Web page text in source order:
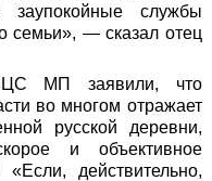
службы
семьи», — сказал отец
МП заявили, что
во многом отражает
русской деревни,
и объективное
«Если, действительно,